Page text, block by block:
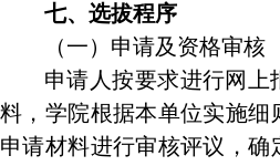
七、选拔程序
（一）申请及资格审核
申请人按要求进行网上
料，学院根据本单位实施细
申请材料进行审核评议，确